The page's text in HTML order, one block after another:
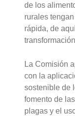
de los
rurales
rápida, de
La Comisión
con la
sostenible de
fomento de
plagas y el